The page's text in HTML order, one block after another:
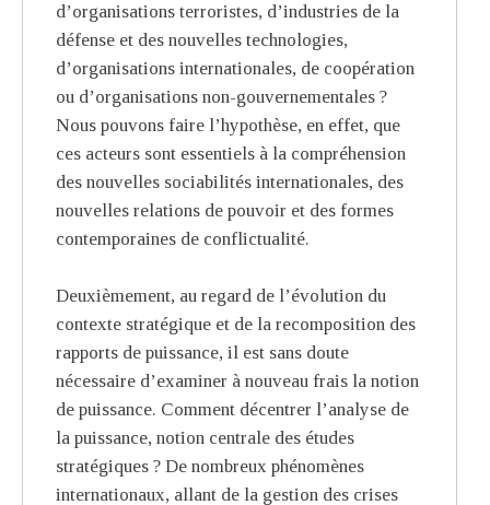
d’organisations terroristes, d’industries de la
défense et des nouvelles technologies,
d’organisations internationales, de coopération
ou d’organisations non-gouvernementales ?
Nous pouvons faire l’hypothèse, en effet, que
ces acteurs sont essentiels à la compréhension
des nouvelles sociabilités internationales, des
nouvelles relations de pouvoir et des formes
contemporaines de conflictualité.
Deuxièmement, au regard de l’évolution du
contexte stratégique et de la recomposition des
rapports de puissance, il est sans doute
nécessaire d’examiner à nouveau frais la notion
de puissance. Comment décentrer l’analyse de
la puissance, notion centrale des études
stratégiques ? De nombreux phénomènes
internationaux, allant de la gestion des crises